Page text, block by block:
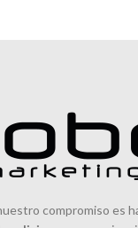
compromiso es